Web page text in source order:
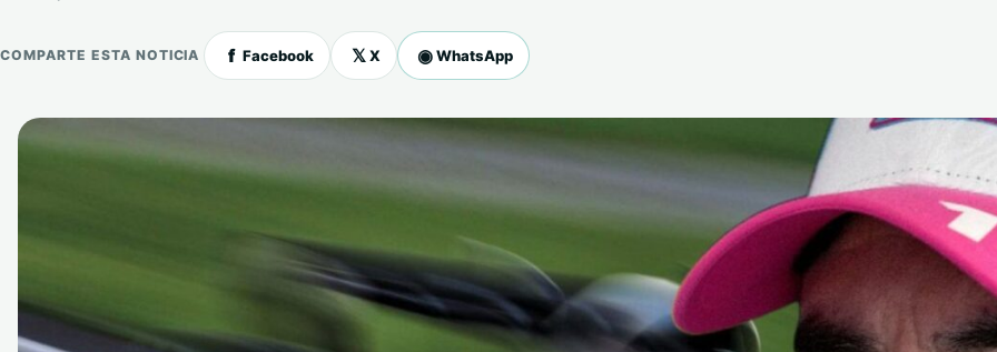
COMPARTE ESTA NOTICIA f Facebook 𝕏 X ◉ WhatsApp